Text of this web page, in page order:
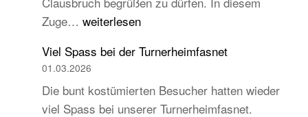
Zuge… TB
2026
–
Beständig
und
weiterlesen
Viel Spass bei der Turnerheimfasnet
01.03.2026
Die bunt kostümierten Besucher hatten wieder
viel Spass bei unserer Turnerheimfasnet.